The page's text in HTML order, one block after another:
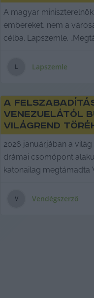
A magyar
embereket, nem a
célba. Lapszemle.
L Lapszemle
A
Venezuelától
világrend
2026 januárjában a
drámai csomópont
katonailag megtámadta
V Vendégszerző